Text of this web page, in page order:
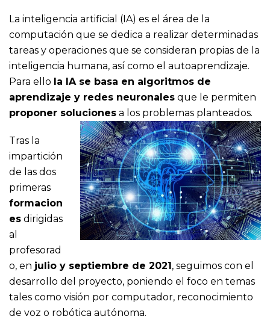
La inteligencia artificial (IA) es el área de la
computación que se dedica a realizar determinadas
tareas y operaciones que se consideran propias de la
inteligencia humana, así como el autoaprendizaje.
Para ello la IA se basa en algoritmos de
aprendizaje y redes neuronales que le permiten
proponer soluciones a los problemas planteados.
Tras la
impartición
de las dos
primeras
formacion
es dirigidas
al
profesorad
o, en julio y septiembre de 2021, seguimos con el
desarrollo del proyecto, poniendo el foco en temas
tales como visión por computador, reconocimiento
de voz o robótica autónoma.